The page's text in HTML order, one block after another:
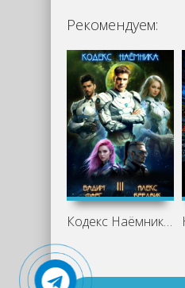
Рекомендуем:
Кодекс Наёмника. Том 3 - Вадим Фарг